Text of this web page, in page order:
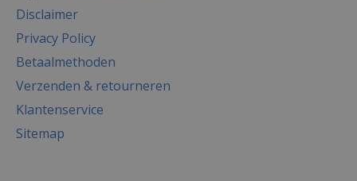
Disclaimer
Privacy Policy
Betaalmethoden
Verzenden & retourneren
Klantenservice
Sitemap